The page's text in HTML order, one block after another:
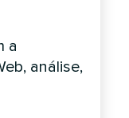
eficiente
a
análise,